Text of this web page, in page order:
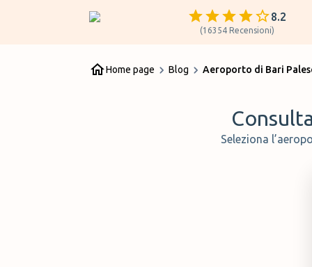
8.2
(16354 Recensioni)
Home page Blog Aeroporto di Bari
Seleziona